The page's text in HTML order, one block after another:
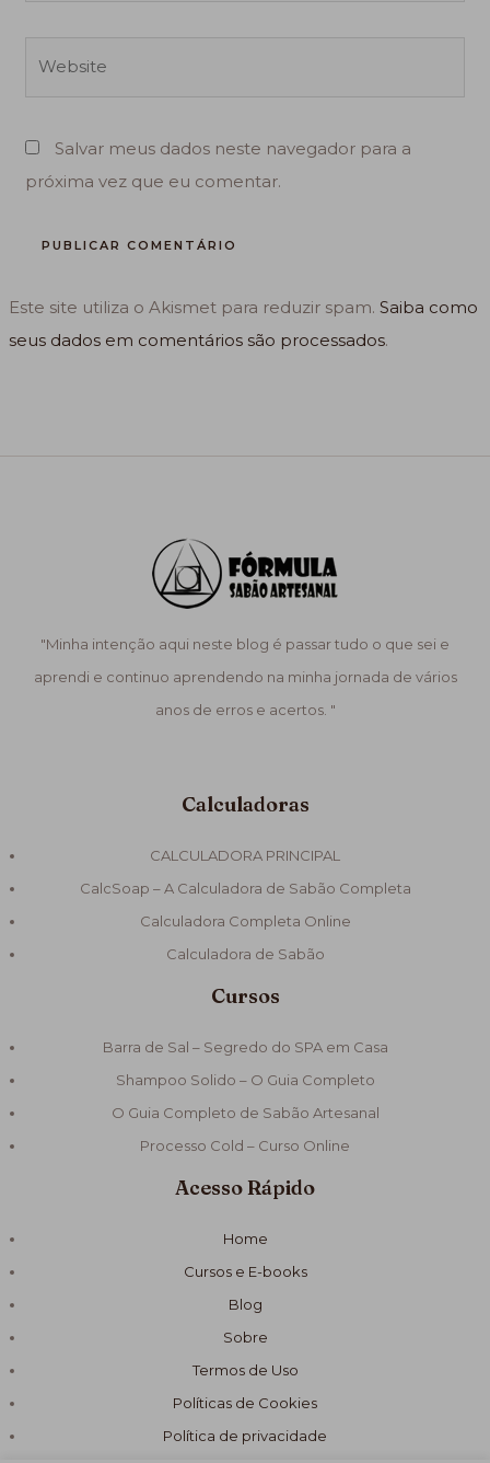
Salvar meus dados neste navegador para a
próxima vez que eu comentar.
Este site utiliza o Akismet para reduzir spam.Saiba como
seus dados em comentários são processados.
"Minha intenção aqui neste blog é passar tudo o que sei e
aprendi e continuo aprendendo na minha jornada de vários
anos de erros e acertos. "
Calculadoras
CALCULADORA PRINCIPAL
CalcSoap – A Calculadora de Sabão Completa
Calculadora Completa Online
Calculadora de Sabão
Cursos
Barra de Sal – Segredo do SPA em Casa
Shampoo Solido – O Guia Completo
O Guia Completo de Sabão Artesanal
Processo Cold – Curso Online
Acesso Rápido
Home
Cursos e E-books
Blog
Sobre
Termos de Uso
Políticas de Cookies
Política de privacidade